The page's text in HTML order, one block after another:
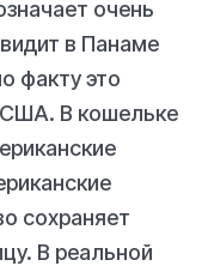
очень
в Панаме
факту это
США. В кошельке
сохраняет
В реальной